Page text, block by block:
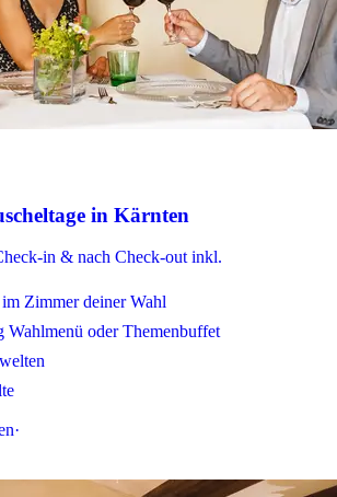
in Kärnten
in & nach Check-out inkl.
Zimmer deiner Wahl
Wahlmenü oder Themenbuffet
·